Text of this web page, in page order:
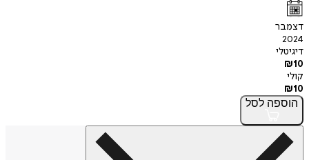
דצמבר
2024
דיגיטלי
₪10
קולי
₪10
הוספה לסל